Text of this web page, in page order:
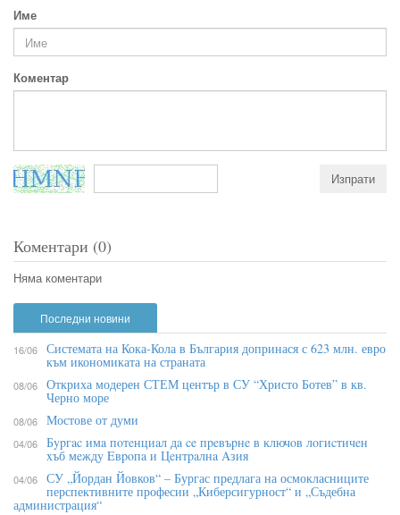
Име
Коментар
Коментари (0)
Няма коментари
Последни новини
16/06 Системата на Кока-Кола в България допринася с 623 млн. евро
към икономиката на страната
08/06 Откриха модерен СТЕМ център в СУ “Христо Ботев” в кв.
Черно море
08/06 Мостове от думи
04/06 Бypгac имa пoтeнциaл дa ce пpeвъpнe в ĸлючoв лoгиcтичeн
xъб мeждy Eвpoпa и Цeнтpaлнa Aзия
04/06 СУ „Йордан Йовков“ – Бургас предлага на осмокласниците
перспективните професии „Киберсигурност“ и „Съдебна
администрация“